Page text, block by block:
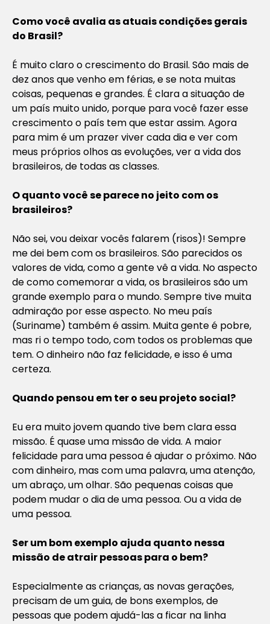
Como você avalia as atuais condições gerais
do Brasil?
É muito claro o crescimento do Brasil. São mais de
dez anos que venho em férias, e se nota muitas
coisas, pequenas e grandes. É clara a situação de
um país muito unido, porque para você fazer esse
crescimento o país tem que estar assim. Agora
para mim é um prazer viver cada dia e ver com
meus próprios olhos as evoluções, ver a vida dos
brasileiros, de todas as classes.
O quanto você se parece no jeito com os
brasileiros?
Não sei, vou deixar vocês falarem (risos)! Sempre
me dei bem com os brasileiros. São parecidos os
valores de vida, como a gente vê a vida. No aspecto
de como comemorar a vida, os brasileiros são um
grande exemplo para o mundo. Sempre tive muita
admiração por esse aspecto. No meu país
(Suriname) também é assim. Muita gente é pobre,
mas ri o tempo todo, com todos os problemas que
tem. O dinheiro não faz felicidade, e isso é uma
certeza.
Quando pensou em ter o seu projeto social?
Eu era muito jovem quando tive bem clara essa
missão. É quase uma missão de vida. A maior
felicidade para uma pessoa é ajudar o próximo. Não
com dinheiro, mas com uma palavra, uma atenção,
um abraço, um olhar. São pequenas coisas que
podem mudar o dia de uma pessoa. Ou a vida de
uma pessoa.
Ser um bom exemplo ajuda quanto nessa
missão de atrair pessoas para o bem?
Especialmente as crianças, as novas gerações,
precisam de um guia, de bons exemplos, de
pessoas que podem ajudá-las a ficar na linha